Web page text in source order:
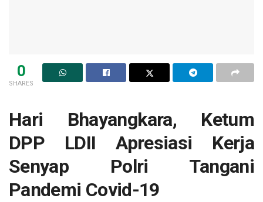
0
SHARES
Hari Bhayangkara, Ketum
DPP LDII Apresiasi Kerja
Senyap Polri Tangani
Pandemi Covid-19